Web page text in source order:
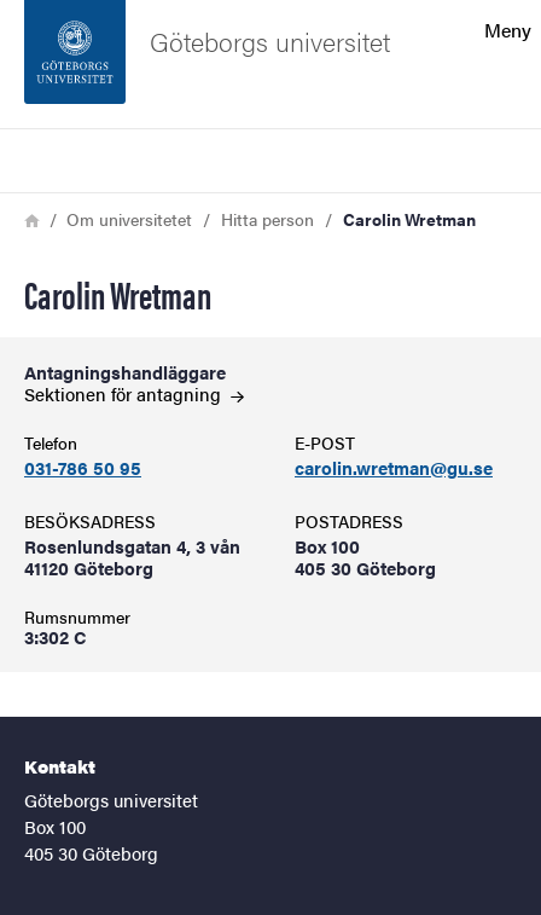
Sidfoten
Meny
Göteborgs universitet
Länkstig
HemOm universitetet Hitta person Carolin Wretman
Carolin Wretman
Antagningshandläggare
Sektionen förantagning
Telefon
031-786 50 95
E-POST
carolin.wretman@gu.se
BESÖKSADRESS
Rosenlundsgatan 4, 3 vån
41120 Göteborg
Rumsnummer
3:302 C
POSTADRESS
Box 100
405 30 Göteborg
Kontakt
Göteborgs universitet
Box 100
405 30 Göteborg